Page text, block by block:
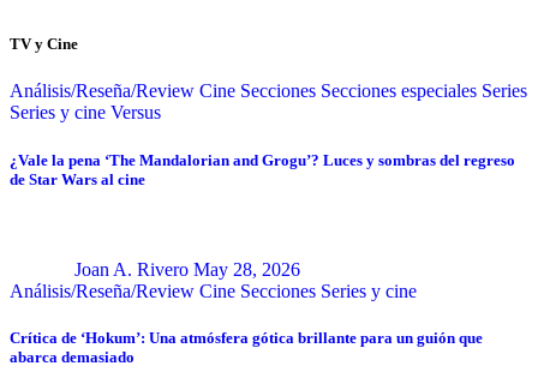
TV y Cine
Análisis/Reseña/Review Cine Secciones Secciones especiales Series
Series y cine Versus
¿Vale la pena ‘The Mandalorian and Grogu’? Luces y sombras del regreso
de Star Wars al cine
Joan A. Rivero May 28, 2026
Análisis/Reseña/Review Cine Secciones Series y cine
Crítica de ‘Hokum’: Una atmósfera gótica brillante para un guión que
abarca demasiado